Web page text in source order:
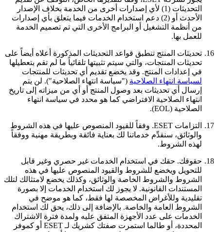
التحديثات (1) لأي إصدارات أخرى من الخدمة بخلاف الإصدار
الأحدث أو (2) دعم استخدام الخدمات فيما يتعلق بأي إصدارات
من أنظمة التشغيل أو البرامج الأخرى التي تم تصميم الخدمة
للعمل بها.
16. تحديثات المنتج تنطبق قواعد التحديثات المذكورة أعلاه أيضاً على
تحديثات المنتجات، والتي سيتم تثبيتها تلقائياً ما لم تقم بتعطيلها
في إعدادات المنتج. وقد يخضع تقديم أي تحديثات للمنتجات
لسياسة انتهاء الصلاحية ("سياسة انتهاء الصلاحية"). لن يتم
إرسال أي تحديثات بعد وصول المنتج أو أي من ميزاته إلى تاريخ
انتهاء الصلاحية الافتراضي كما هو محدد في سياسة انتهاء
الصلاحية (EOL).
17. التزامات ESET.
وفقاً للقيود المنصوص عليها في هذه الشروط
والوثائق، سنقدِّم خدماتنا لك بعناية فائقة وبطريقة مهنية ووفقاً
لهذه الشروط.
18. حقوقك. حقك في استخدام الخدمات غير حصري وغير قابل
للتحويل ويخضع للشروط والقيود المنصوص عليها في هذه
الشروط والشروط الخاصة والوثائق، وكذلك يخضع لامتثالك لتلك
المستندات القانونية. لا يجوز لك استخدام الخدمات إلا بصورة
تقليدية وللأغراض المخصصة لها فقط، كما هو موضح في
الشروط العامة والخاصة. بالإضافة إلى ذلك، يحق لك استخدام
الخدمات على عدد الأجهزة المتفق عليه ولمدة فترة الاشتراك
المحددة، أو طالما استمرت صفتك كشريك لـ ESET أو كموفر